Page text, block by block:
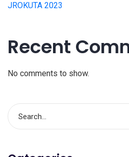
JROKUTA 2023
Recent
No comments to show.